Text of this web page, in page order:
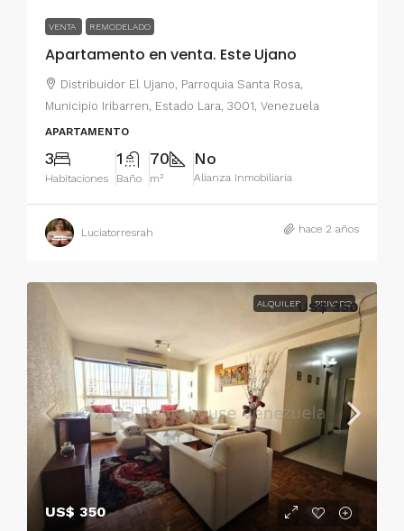
VENTA REMODELADO
Apartamento en venta. Este Ujano
Distribuidor El Ujano, Parroquia Santa Rosa,
Municipio Iribarren, Estado Lara, 3001, Venezuela
APARTAMENTO
3
Habitaciones
1
Baño
70
m²
No
Alianza Inmobiliaria
Luciatorresrah hace 2 años
ALQUILER PRIVADO
US$ 350
US$ 350